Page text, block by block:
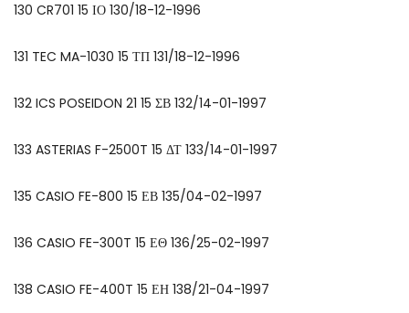
130 CR701 15 ΙΟ 130/18-12-1996
131 TEC MA-1030 15 ΤΠ 131/18-12-1996
132 ICS POSEIDON 21 15 ΣΒ 132/14-01-1997
133 ASTERIAS F-2500T 15 ΔΤ 133/14-01-1997
135 CASIO FE-800 15 ΕΒ 135/04-02-1997
136 CASIO FE-300T 15 ΕΘ 136/25-02-1997
138 CASIO FE-400T 15 ΕΗ 138/21-04-1997